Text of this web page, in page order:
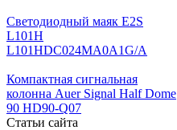
Светодиодный маяк E2S
L101H
L101HDC024MA0A1G/A
Компактная сигнальная
колонна Auer Signal Half Dome
90 HD90-Q07
Статьи сайта